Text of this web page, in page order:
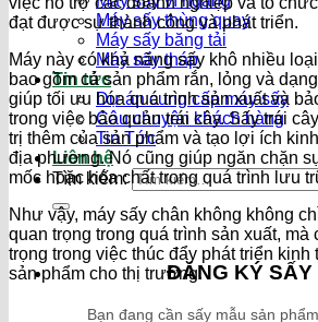
Máy sấy thùng quay
Máy sấy băng tải
Máy sấy tháp
Tin tức
Dự án cung cấp máy sấy
Câu chuyện khách hàng
Tin Tức
Liên hệ
Tìm kiếm:
ĐĂNG KÝ SẤY
Bạn đang cần sấy mẫu sản
đạt được sự thành công và phát triển.
Máy này có khả năng sấy khô nhiều
bao gồm cả sản phẩm rắn, lỏng và
giúp tối ưu hóa quá trình sản xuất và
trong việc bảo quản trái cây. Sấy trái
trị thêm của sản phẩm và tạo lợi ích
địa phương. Nó cũng giúp ngăn chặn
mốc hoặc hóa chất trong quá trình lưu
Như vậy, máy sấy chân không không
quan trọng trong quá trình sản xuất, mà
trọng trong việc thúc đẩy phát triển kinh
sản phẩm cho thị trường.